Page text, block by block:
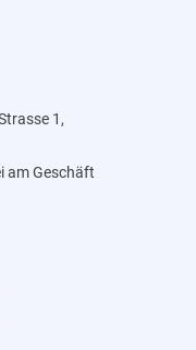
1,
am Geschäft